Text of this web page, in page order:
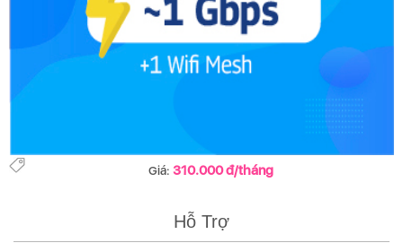
Giá:310.000 đ/tháng
Hỗ Trợ